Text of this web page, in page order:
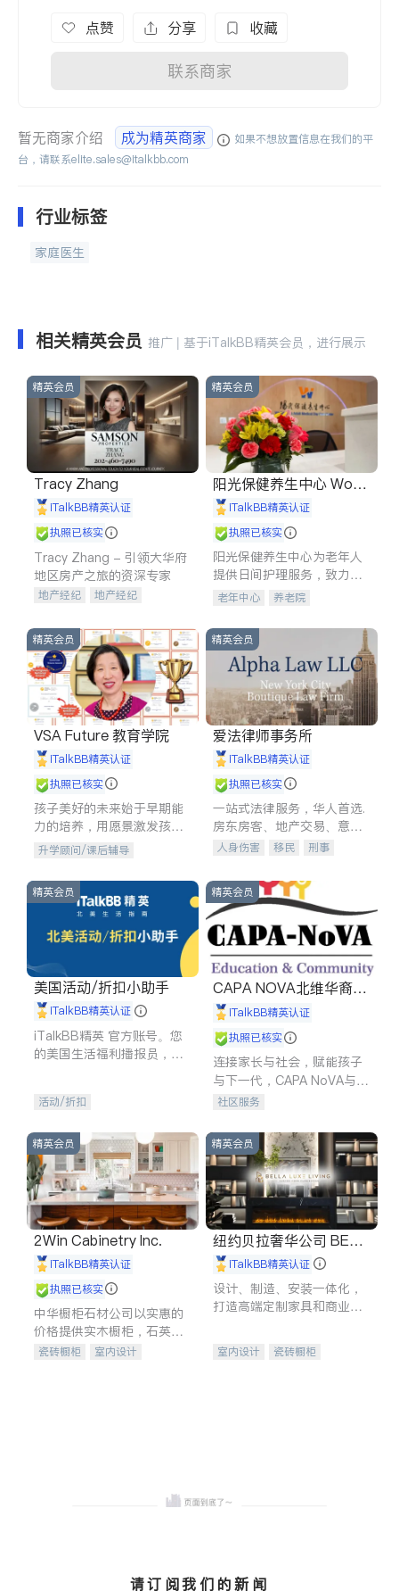
点赞 分享 收藏
联系商家
暂无商家介绍 成为精英商家
如果不想放置信息在我们的平
台，请联系elite.sales@italkbb.com
行业标签
家庭医生
相关精英会员 推广 | 基于iTalkBB精英会员，进行展示
精英会员
Tracy Zhang
iTalkBB精英认证
执照已核实
Tracy Zhang - 引领大华府
地区房产之旅的资深专家
地产经纪
地产经纪
商铺租售
开发商建商
精英会员
阳光保健养生中心 World
shine
iTalkBB精英认证
执照已核实
阳光保健养生中心为老年人
提供日间护理服务，致力于
通过持续的护理创新来有效
老年中心 养老院
精英会员
VSA Future 教育学院
iTalkBB精英认证
执照已核实
孩子美好的未来始于早期能
力的培养，用愿景激发孩子
的学习潜力和动力。理念：
拥有成长型心态是成功的基
石。
升学顾问/课后辅导
精英会员
爱法律师事务所
iTalkBB精英认证
执照已核实
一站式法律服务，华人首选.
房东房客、地产交易、意外
伤害、车祸重伤、商业诉
建筑合同、刑事案件全包办
人身伤害 移民
刑事
信托/遗嘱
商业
索赔
律师-其它 保释
精英会员
美国活动/折扣小助手
iTalkBB精英认证
iTalkBB精英 官方账号。您
的美国生活福利播报员，精
专属福利。
活动/折扣
精英会员
CAPA NOVA北维华裔家
长会iTalkBB精英认证
执照已核实
连接家长与社会，赋能孩子
与下一代，CAPA NoVA与您
携手建设包容、公平、充满
社区服务
精英会员
2Win Cabinetry Inc.
iTalkBB精英认证
执照已核实
中华橱柜石材公司以实惠的
价格提供实木橱柜，石英石
台面，多种优质不锈钢水
瓷砖橱柜
室内设计
精英会员
纽约贝拉奢华公司 BELL
A LUXE
iTalkBB精英认证
设计、制造、安装一体化，
打造高端定制家具和商业空
室内设计
瓷砖橱柜
请订阅我们的新闻